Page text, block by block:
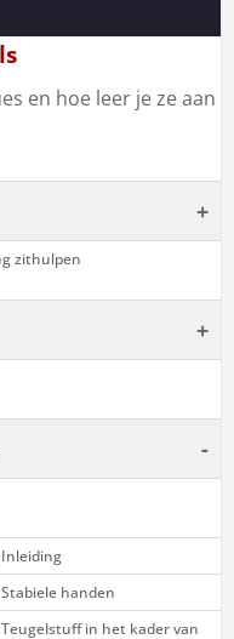
en hoe leer je ze aan
+
zithulpen
+
-
handen
in het kader van